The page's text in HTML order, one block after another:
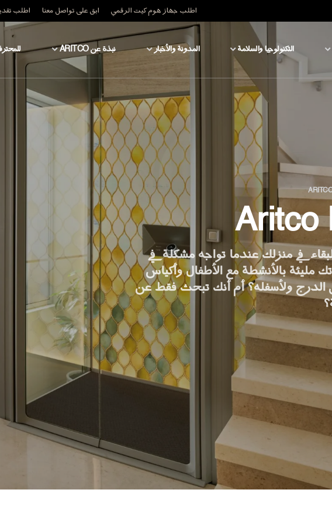
اطلب جهاز هوم كيت الرقمي ابق على تواصل معنا اطلب
التكنولوجيا والسلامة المدونة والأخبار نبذة عن ARITCO
Aritco
في منزلك عندما تواجه مشكلة في
مليئة بالأنشطة مع الأطفال وأكياس
الدرج ولأسفله؟ أم أنك تبحث فقط عن